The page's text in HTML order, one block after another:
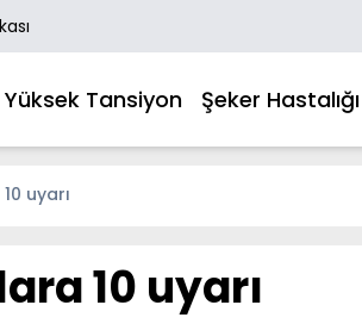
Yüksek Tansiyon Şeker Hastalığı
uyarı
10 uyarı